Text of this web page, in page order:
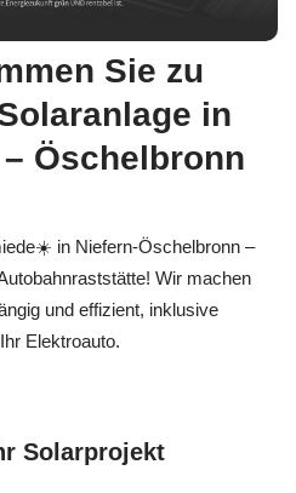
Sie zu
in
Öschelbronn
in Niefern-Öschelbronn –
Wir machen
und effizient, inklusive
Elektroauto.
Solarprojekt